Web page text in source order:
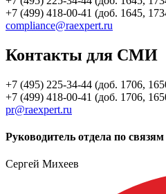
+7 (499) 418-00-41 (доб. 1645,
compliance@raexpert.ru
Контакты для СМИ
+7 (495) 225-34-44 (доб. 1706,
+7 (499) 418-00-41 (доб. 1706,
pr@raexpert.ru
Руководитель отдела по
Сергей Михеев